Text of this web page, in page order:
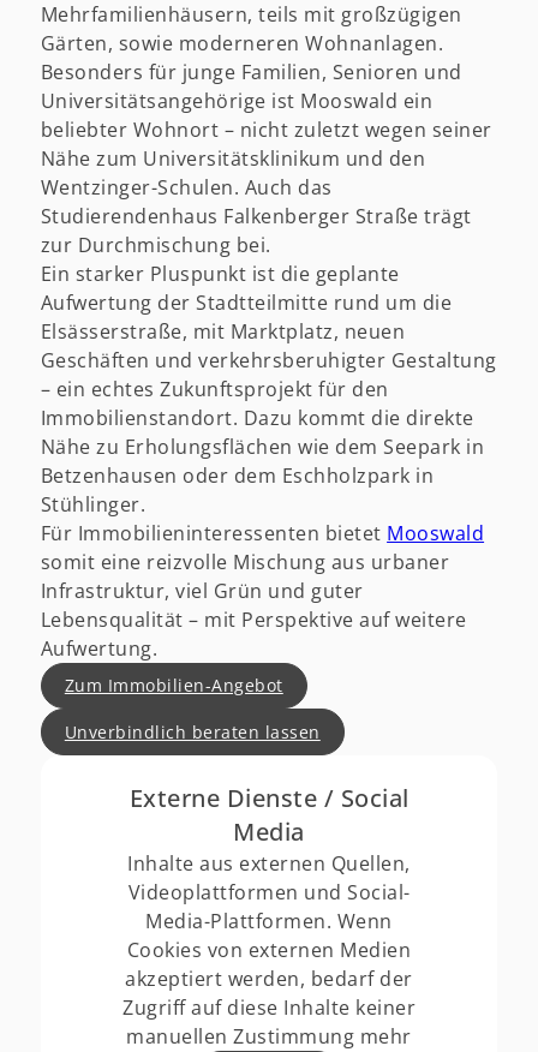
Mehrfamilienhäusern, teils mit großzügigen
Gärten, sowie moderneren Wohnanlagen.
Besonders für junge Familien, Senioren und
Universitätsangehörige ist Mooswald ein
beliebter Wohnort – nicht zuletzt wegen seiner
Nähe zum Universitätsklinikum und den
Wentzinger-Schulen. Auch das
Studierendenhaus Falkenberger Straße trägt
zur Durchmischung bei.
Ein starker Pluspunkt ist die geplante
Aufwertung der Stadtteilmitte rund um die
Elsässerstraße, mit Marktplatz, neuen
Geschäften und verkehrsberuhigter Gestaltung
– ein echtes Zukunftsprojekt für den
Immobilienstandort. Dazu kommt die direkte
Nähe zu Erholungsflächen wie dem Seepark in
Betzenhausen oder dem Eschholzpark in
Stühlinger.
Für Immobilieninteressenten bietet Mooswald
somit eine reizvolle Mischung aus urbaner
Infrastruktur, viel Grün und guter
Lebensqualität – mit Perspektive auf weitere
Aufwertung.
Zum Immobilien-Angebot
Unverbindlich beraten lassen
Externe Dienste / Social
Media
Inhalte aus externen Quellen,
Videoplattformen und Social-
Media-Plattformen. Wenn
Cookies von externen Medien
akzeptiert werden, bedarf der
Zugriff auf diese Inhalte keiner
manuellen Zustimmung mehr